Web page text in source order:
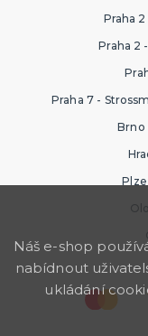
Praha
Praha 2
Praha 7 -
Brno
Náš e-shop
nabídnout
ukládání